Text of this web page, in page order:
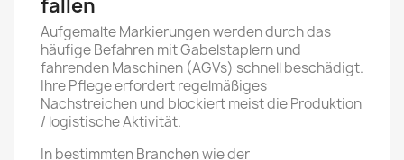
fallen
Aufgemalte Markierungen werden durch das
häufige Befahren mit Gabelstaplern und
fahrenden Maschinen (AGVs) schnell beschädigt.
Ihre Pflege erfordert regelmäßiges
Nachstreichen und blockiert meist die Produktion
/ logistische Aktivität.
In bestimmten Branchen wie der